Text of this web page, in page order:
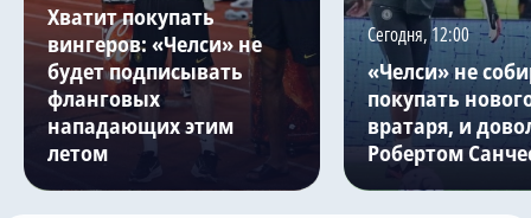
Хватит покупать
вингеров: «Челси» не
будет подписывать
фланговых
нападающих этим
летом
Сегодня, 12:00
«Челси» не
покупать
вратаря, и
Робертом